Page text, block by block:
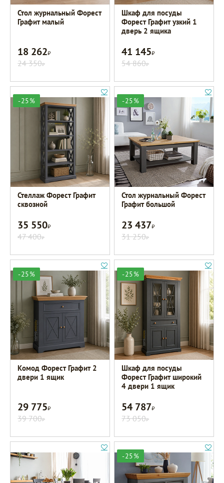
Стол журнальный Форест
Графит малый
18 262Р
24 350Р
Шкаф для посуды
Форест Графит узкий 1
дверь 2 ящика
41 145Р
54 860Р
-25%
Стеллаж Форест Графит
сквозной
35 550Р
47 400Р
-25%
Стол журнальный Форест
Графит большой
23 437Р
31 250Р
-25%
Комод Форест Графит 2
двери 1 ящик
29 775Р
39 700Р
-25%
Шкаф для посуды
Форест Графит широкий
4 двери 1 ящик
54 787Р
73 050Р
-25%